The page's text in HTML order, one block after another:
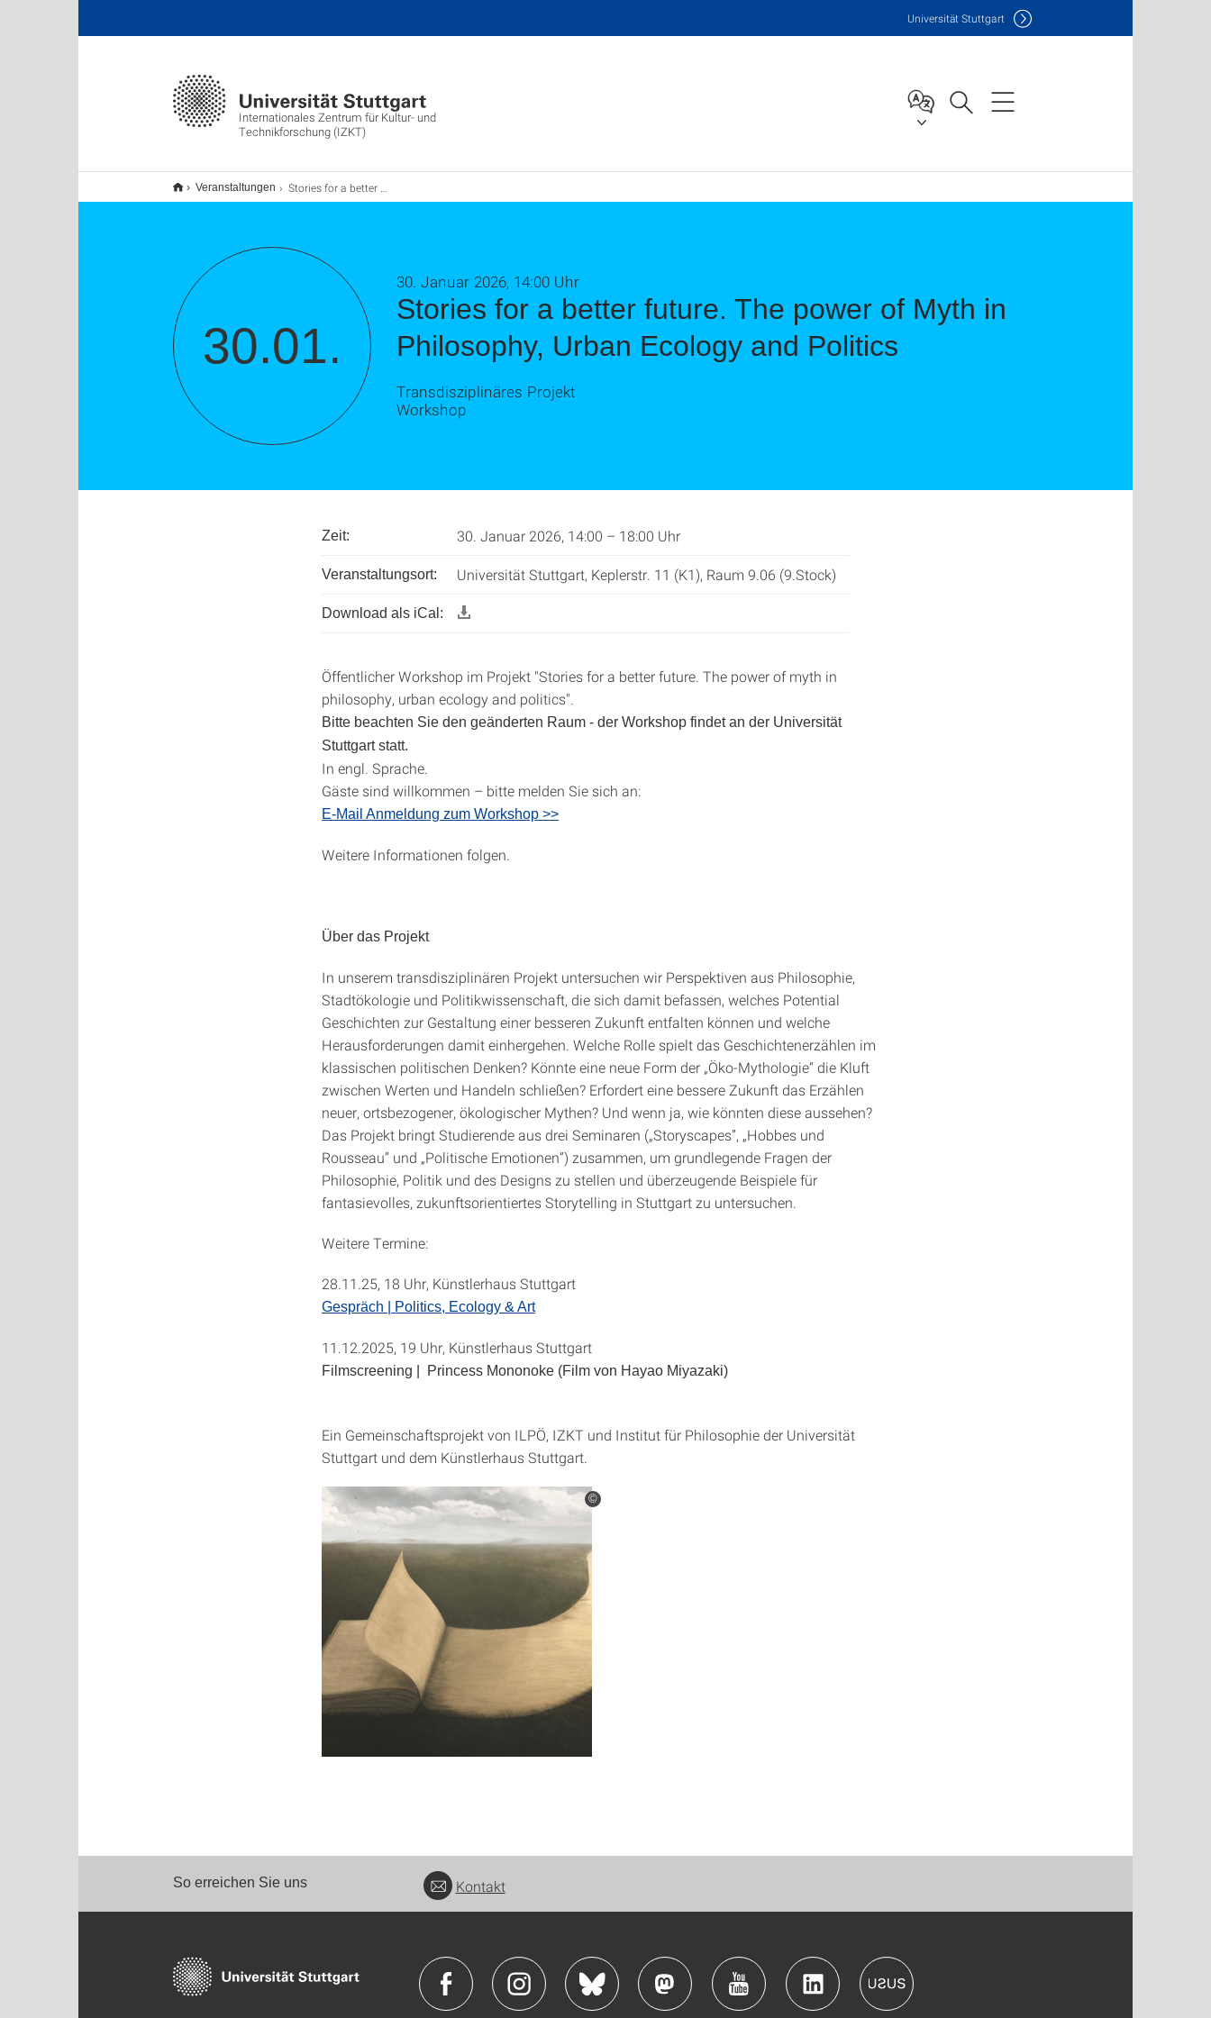
Internationales Zentrum für Kultur- und
Technikforschung (IZKT)
Universität Stuttgart
Veranstaltungen Stories for a better future. The power of Myth in Philosophy, Urban Ecology and Politics
30.01.
Stories for a better future. The power of Myth in
Philosophy, Urban Ecology and Politics
30. Januar 2026, 14:00 Uhr
Transdisziplinäres Projekt
Workshop
Zeit: 30. Januar 2026, 14:00 – 18:00 Uhr
Veranstaltungsort: Universität Stuttgart, Keplerstr. 11 (K1), Raum 9.06 (9.Stock)
Download als iCal:
Öffentlicher Workshop im Projekt "Stories for a better future. The power of myth in
philosophy, urban ecology and politics".
Bitte beachten Sie den geänderten Raum - der Workshop findet an der Universität
Stuttgart statt.
In engl. Sprache.
Gäste sind willkommen – bitte melden Sie sich an:
E-Mail Anmeldung zum Workshop >>
Weitere Informationen folgen.
Über das Projekt
In unserem transdisziplinären Projekt untersuchen wir Perspektiven aus Philosophie,
Stadtökologie und Politikwissenschaft, die sich damit befassen, welches Potential
Geschichten zur Gestaltung einer besseren Zukunft entfalten können und welche
Herausforderungen damit einhergehen. Welche Rolle spielt das Geschichtenerzählen im
klassischen politischen Denken? Könnte eine neue Form der „Öko-Mythologie“ die Kluft
zwischen Werten und Handeln schließen? Erfordert eine bessere Zukunft das Erzählen
neuer, ortsbezogener, ökologischer Mythen? Und wenn ja, wie könnten diese aussehen?
Das Projekt bringt Studierende aus drei Seminaren („Storyscapes”, „Hobbes und
Rousseau” und „Politische Emotionen”) zusammen, um grundlegende Fragen der
Philosophie, Politik und des Designs zu stellen und überzeugende Beispiele für
fantasievolles, zukunftsorientiertes Storytelling in Stuttgart zu untersuchen.
Weitere Termine:
28.11.25, 18 Uhr, Künstlerhaus Stuttgart
Gespräch | Politics, Ecology & Art
11.12.2025, 19 Uhr, Künstlerhaus Stuttgart
Filmscreening | Princess Mononoke (Film von Hayao Miyazaki)
Ein Gemeinschaftsprojekt von ILPÖ, IZKT und Institut für Philosophie der Universität
Stuttgart und dem Künstlerhaus Stuttgart.
©
So erreichen Sie uns Kontakt